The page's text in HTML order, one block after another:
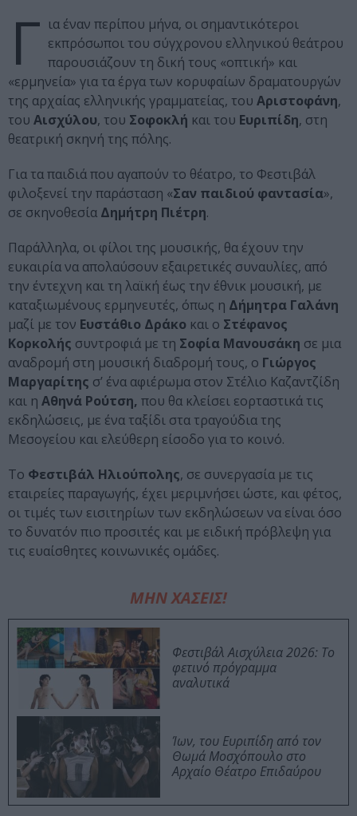
Γ ια έναν περίπου μήνα, οι σημαντικότεροι
εκπρόσωποι του σύγχρονου ελληνικού θεάτρου
παρουσιάζουν τη δική τους «οπτική» και
«ερμηνεία» για τα έργα των κορυφαίων δραματουργών
της αρχαίας ελληνικής γραμματείας, του Αριστοφάνη,
του Αισχύλου, του Σοφοκλή και του Ευριπίδη, στη
θεατρική σκηνή της πόλης.
Για τα παιδιά που αγαπούν το θέατρο, το Φεστιβάλ
φιλοξενεί την παράσταση «Σαν παιδιού φαντασία»,
σε σκηνοθεσία Δημήτρη Πιέτρη.
Παράλληλα, οι φίλοι της μουσικής, θα έχουν την
ευκαιρία να απολαύσουν εξαιρετικές συναυλίες, από
την έντεχνη και τη λαϊκή έως την έθνικ μουσική, με
καταξιωμένους ερμηνευτές, όπως η Δήμητρα Γαλάνη
μαζί με τον Ευστάθιο Δράκο και ο Στέφανος
Κορκολής συντροφιά με τη Σοφία Μανουσάκη σε μια
αναδρομή στη μουσική διαδρομή τους, ο Γιώργος
Μαργαρίτης σ’ ένα αφιέρωμα στον Στέλιο Καζαντζίδη
και η Αθηνά Ρούτση, που θα κλείσει εορταστικά τις
εκδηλώσεις, με ένα ταξίδι στα τραγούδια της
Μεσογείου και ελεύθερη είσοδο για το κοινό.
Το Φεστιβάλ Ηλιούπολης, σε συνεργασία με τις
εταιρείες παραγωγής, έχει μεριμνήσει ώστε, και φέτος,
οι τιμές των εισιτηρίων των εκδηλώσεων να είναι όσο
το δυνατόν πιο προσιτές και με ειδική πρόβλεψη για
τις ευαίσθητες κοινωνικές ομάδες.
ΜΗΝ ΧΑΣΕΙΣ!
Φεστιβάλ Αισχύλεια 2026: Το
φετινό πρόγραμμα
αναλυτικά
Ίων, του Ευριπίδη από τον
Θωμά Μοσχόπουλο στο
Αρχαίο Θέατρο Επιδαύρου